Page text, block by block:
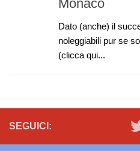
Monaco
Dato (anche) il
noleggiabili pur se
(clicca qui...
SEGUICI: